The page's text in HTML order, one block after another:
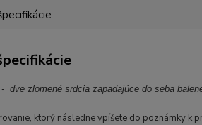
dve zlomené srdcia zapadajúce do seba
ktorý následne vpíšete do poznámky k